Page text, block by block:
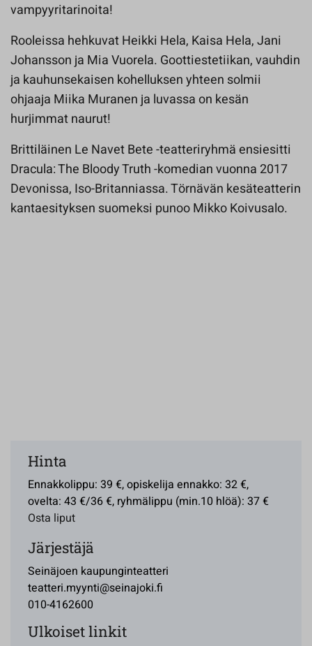
vampyyritarinoita!
Rooleissa hehkuvat Heikki Hela, Kaisa Hela, Jani
Johansson ja Mia Vuorela. Goottiestetiikan, vauhdin
ja kauhunsekaisen kohelluksen yhteen solmii
ohjaaja Miika Muranen ja luvassa on kesän
hurjimmat naurut!
Brittiläinen Le Navet Bete -teatteriryhmä ensiesitti
Dracula: The Bloody Truth -komedian vuonna 2017
Devonissa, Iso-Britanniassa. Törnävän kesäteatterin
kantaesityksen suomeksi punoo Mikko Koivusalo.
Hinta
Ennakkolippu: 39 €, opiskelija ennakko: 32 €,
ovelta: 43 €/36 €, ryhmälippu (min.10 hlöä): 37 €
Osta liput
Järjestäjä
Seinäjoen kaupunginteatteri
teatteri.myynti@seinajoki.fi
010-4162600
Ulkoiset linkit